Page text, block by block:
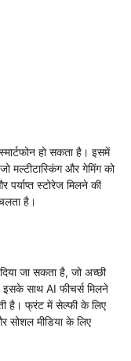
हो सकता है। इसमें
मल्टीटास्किंग और गेमिंग को
स्टोरेज मिलने की
है।
जा सकता है, जो अच्छी
इसके साथ AI फीचर्स मिलने
है। फ्रंट में सेल्फी के लिए
सोशल मीडिया के लिए